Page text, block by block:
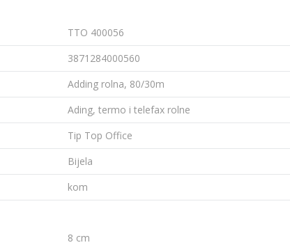
TTO 400056
3871284000560
Adding rolna, 80/30m
Ading, termo i telefax rolne
Tip Top Office
Bijela
kom
8 cm